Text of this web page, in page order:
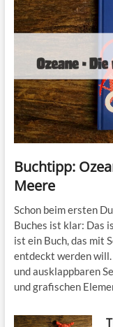
Buchtipp:
Meere
Schon beim ersten
Buches ist klar: Das
ist ein Buch, das mit
entdeckt werden
und ausklappbaren
und grafischen